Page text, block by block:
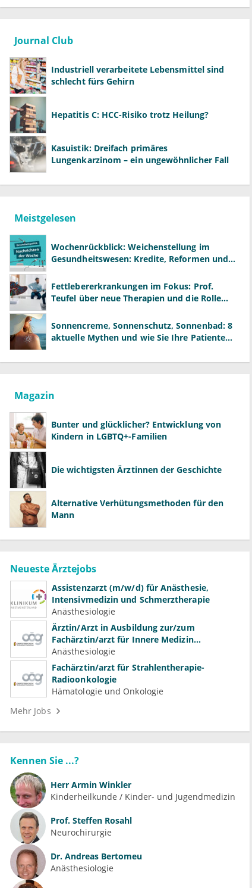
Journal Club
Industriell verarbeitete Lebensmittel sind
schlecht fürs Gehirn
Hepatitis C: HCC-Risiko trotz Heilung?
Kasuistik: Dreifach primäres
Lungenkarzinom – ein ungewöhnlicher Fall
Meistgelesen
Wochenrückblick: Weichenstellung im
Gesundheitswesen: Kredite, Reformen und
Fettlebererkrankungen im Fokus: Prof.
Teufel über neue Therapien und die Rolle
Sonnencreme, Sonnenschutz, Sonnenbad: 8
aktuelle Mythen und wie Sie Ihre Patienten
Magazin
Bunter und glücklicher? Entwicklung von
Kindern in LGBTQ+-Familien
Die wichtigsten Ärztinnen der Geschichte
Alternative Verhütungsmethoden für den
Mann
Neueste Ärztejobs
Assistenzarzt (m/w/d) für Anästhesie,
Intensivmedizin und Schmerztherapie
Anästhesiologie
Ärztin/Arzt in Ausbildung zur/zum
Fachärztin/arzt für Innere Medizin
(Kardiologie, Nephrologie, Intensivmedizin)
Anästhesiologie
Fachärztin/arzt für Strahlentherapie-
Radioonkologie
Hämatologie und Onkologie
Mehr Jobs
Kennen Sie ...?
Herr Armin Winkler
Kinderheilkunde / Kinder- und Jugendmedizin
Prof. Steffen Rosahl
Neurochirurgie
Dr. Andreas Bertomeu
Anästhesiologie